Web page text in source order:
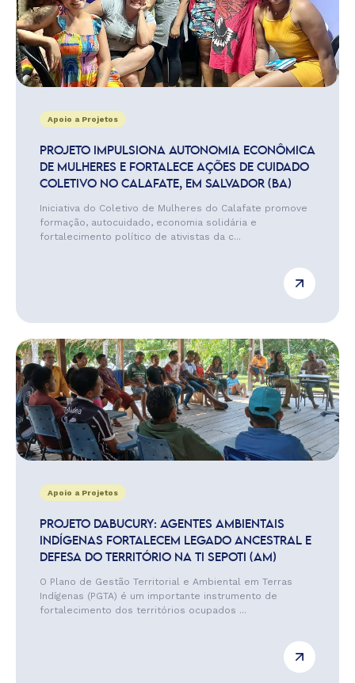
Apoio a Projetos
PROJETO IMPULSIONA AUTONOMIA ECONÔMICA
DE MULHERES E FORTALECE AÇÕES DE CUIDADO
COLETIVO NO CALAFATE, EM SALVADOR (BA)
Iniciativa do Coletivo de Mulheres do Calafate promove
formação, autocuidado, economia solidária e
fortalecimento político de ativistas da c...
Apoio a Projetos
PROJETO DABUCURY: AGENTES AMBIENTAIS
INDÍGENAS FORTALECEM LEGADO ANCESTRAL E
DEFESA DO TERRITÓRIO NA TI SEPOTI (AM)
O Plano de Gestão Territorial e Ambiental em Terras
Indígenas (PGTA) é um importante instrumento de
fortalecimento dos territórios ocupados ...